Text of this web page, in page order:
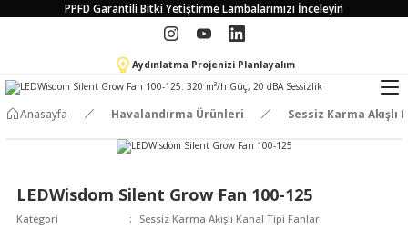
PPFD Garantili Bitki Yetiştirme Lambalarımızı İnceleyin
Aydınlatma Projenizi Planlayalım
Anasayfa Havalandırma Ürünleri Sessiz Karma Akışlı
LEDWisdom Silent Grow Fan 100-125
Kategori
Sessiz Karma Akışlı Kanal Tipi Fanlar